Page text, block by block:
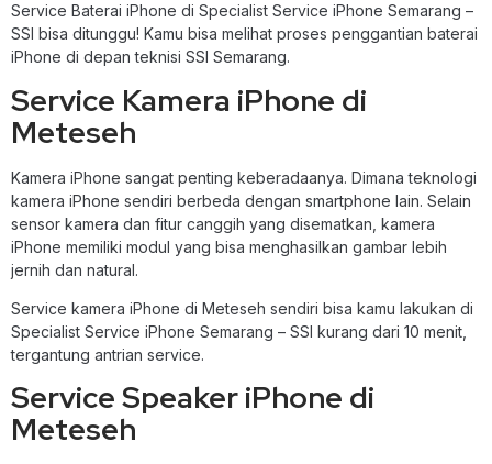
Service Baterai iPhone di Specialist Service iPhone Semarang –
SSI bisa ditunggu! Kamu bisa melihat proses penggantian baterai
iPhone di depan teknisi SSI Semarang.
Service Kamera iPhone di
Meteseh
Kamera iPhone sangat penting keberadaanya. Dimana teknologi
kamera iPhone sendiri berbeda dengan smartphone lain. Selain
sensor kamera dan fitur canggih yang disematkan, kamera
iPhone memiliki modul yang bisa menghasilkan gambar lebih
jernih dan natural.
Service kamera iPhone di Meteseh sendiri bisa kamu lakukan di
Specialist Service iPhone Semarang – SSI kurang dari 10 menit,
tergantung antrian service.
Service Speaker iPhone di
Meteseh